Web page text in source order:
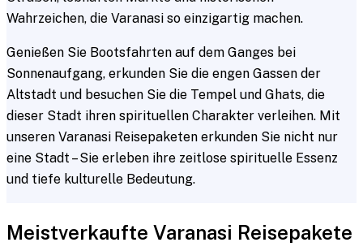
Wahrzeichen, die Varanasi so einzigartig machen.
Genießen Sie Bootsfahrten auf dem Ganges bei
Sonnenaufgang, erkunden Sie die engen Gassen der
Altstadt und besuchen Sie die Tempel und Ghats, die
dieser Stadt ihren spirituellen Charakter verleihen. Mit
unseren Varanasi Reisepaketen erkunden Sie nicht nur
eine Stadt – Sie erleben ihre zeitlose spirituelle Essenz
und tiefe kulturelle Bedeutung.
Meistverkaufte Varanasi Reisepakete